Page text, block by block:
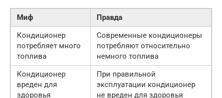
Миф
Правда
Кондиционер
потребляет много
топлива
Современные кондиционеры
потребляют относительно
немного топлива
Кондиционер
вреден для
здоровья
При правильной
эксплуатации кондиционер
не вреден для здоровья